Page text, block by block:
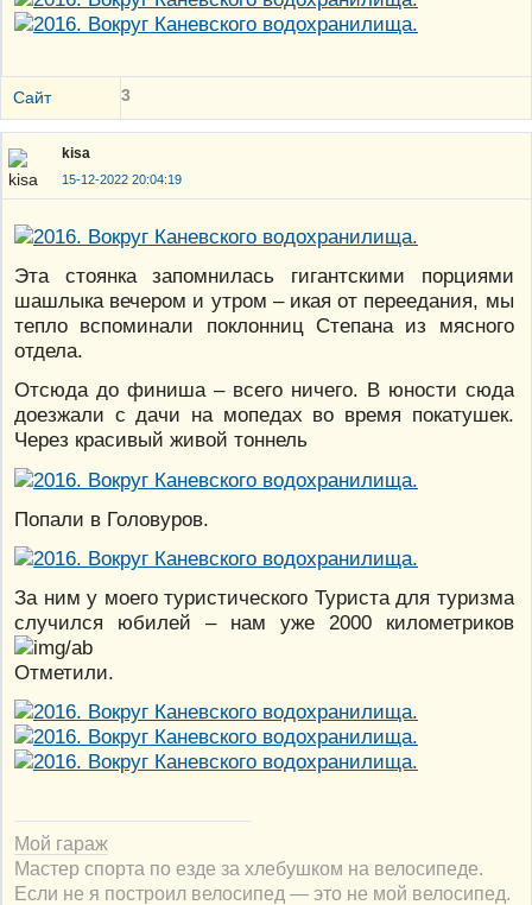
Сайт 3
kisa
15-12-2022 20:04:19
Эта стоянка запомнилась гигантскими порциями
шашлыка вечером и утром – икая от переедания, мы
тепло вспоминали поклонниц Степана из мясного
отдела.
Отсюда до финиша – всего ничего. В юности сюда
доезжали с дачи на мопедах во время покатушек.
Через красивый живой тоннель
Попали в Головуров.
За ним у моего туристического Туриста для туризма
случился юбилей – нам уже 2000 километриков
Отметили.
Мой гараж
Мастер спорта по езде за хлебушком на велосипеде.
Если не я построил велосипед — это не мой велосипед.